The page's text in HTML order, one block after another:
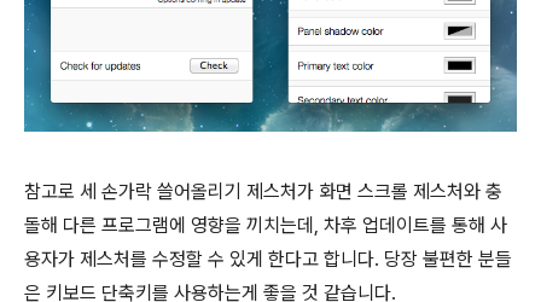
참고로 세 손가락 쓸어올리기 제스처가 화면 스크롤 제스처와 충
돌해 다른 프로그램에 영향을 끼치는데, 차후 업데이트를 통해 사
용자가 제스처를 수정할 수 있게 한다고 합니다. 당장 불편한 분들
은 키보드 단축키를 사용하는게 좋을 것 같습니다.